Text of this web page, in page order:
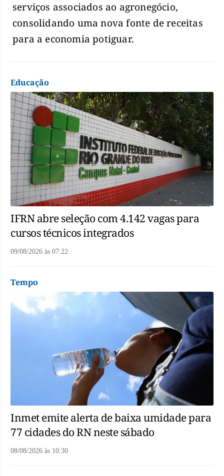
serviços associados ao agronegócio,
consolidando uma nova fonte de receitas
para a economia potiguar.
Educação
IFRN abre seleção com 4.142 vagas para
cursos técnicos integrados
09/08/2026 às 07:22
Tempo
Inmet emite alerta de baixa umidade para
77 cidades do RN neste sábado
08/08/2026 às 10:30